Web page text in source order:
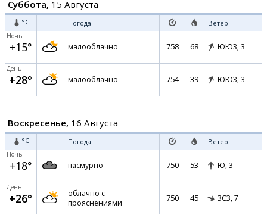
Суббота, 15 Августа
°C Погода Ветер
Ночь
+15° малооблачно 758 68 ЮЮЗ, 3
День
+28° малооблачно 754 39 ЮЮЗ, 3
Воскресенье, 16 Августа
°C Погода Ветер
Ночь
+18° пасмурно 750 53 Ю, 3
День
+26°
облачно с
прояснениями
750 45 ЗСЗ, 7